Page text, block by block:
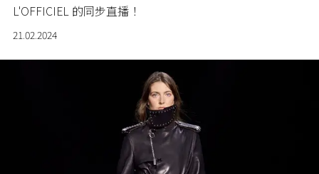
L'OFFICIEL 的同步直播！
21.02.2024